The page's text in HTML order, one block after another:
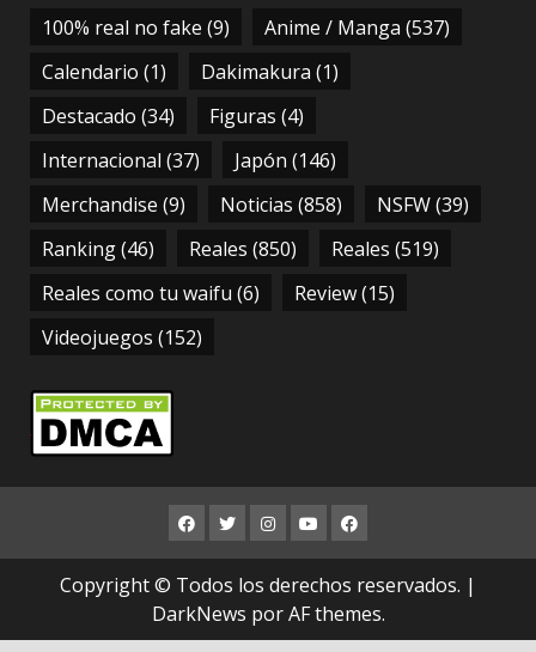
100% real no fake (9) Anime / Manga (537)
Calendario (1) Dakimakura (1)
Destacado (34) Figuras (4)
Internacional (37) Japón (146)
Merchandise (9) Noticias (858) NSFW(39)
Ranking(46) Reales (850) Reales (519)
Reales como tu waifu (6) Review(15)
Videojuegos (152)
FB TWITTER
INSTAGRAM
YOUTUBE
FB
RESPALDO
Copyright © Todos los derechos reservados. |
DarkNews por AF themes.